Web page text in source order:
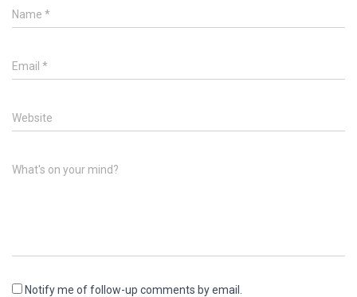
Name *
Email *
Website
What's on your mind?
Notify me of follow-up comments by email.